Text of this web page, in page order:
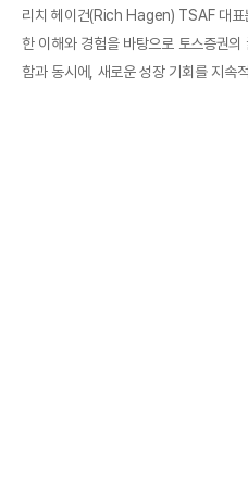
리치 헤이건(Rich Hagen) TSAF 대표
한 이해와 경험을 바탕으로 토스증권
함과 동시에, 새로운 성장 기회를 지속